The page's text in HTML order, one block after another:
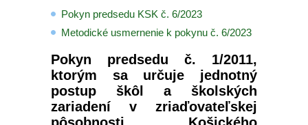
Pokyn predsedu KSK č. 6/2023
Metodické usmernenie k pokynu č. 6/2023
Pokyn predsedu č. 1/2011,
ktorým sa určuje jednotný
postup škôl a školských
zariadení v zriaďovateľskej